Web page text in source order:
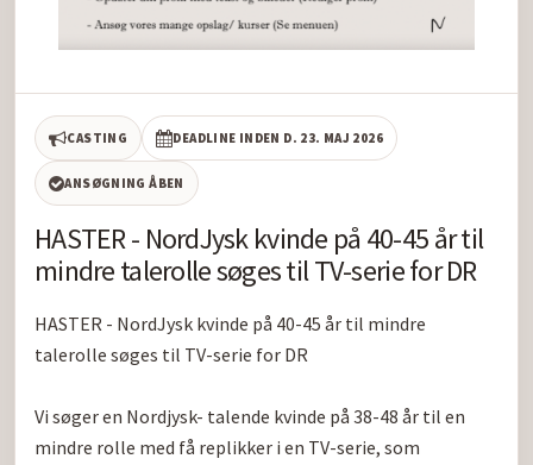
CASTING DEADLINE INDEN D. 23. MAJ 2026
ANSØGNING ÅBEN
HASTER - NordJysk kvinde på 40-45 år til
mindre talerolle søges til TV-serie for DR
HASTER - NordJysk kvinde på 40-45 år til mindre
talerolle søges til TV-serie for DR
Vi søger en Nordjysk- talende kvinde på 38-48 år til en
mindre rolle med få replikker i en TV-serie, som